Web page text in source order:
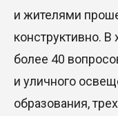
22 Июл. 2026 14:39
Курултай должен
механизмом
21 Июл. 2026 12:02
и жителями
конструктивно.
более 40
и уличного
образования,